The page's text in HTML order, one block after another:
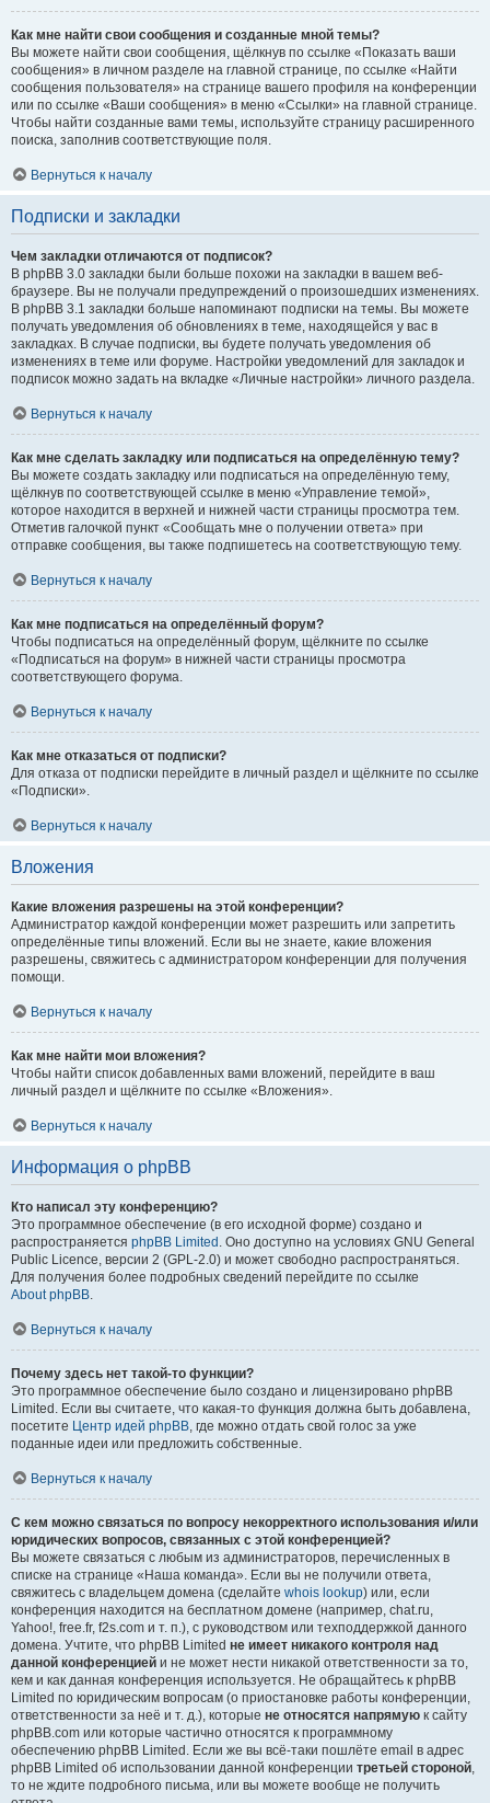
Как мне найти свои сообщения и созданные мной темы?
Вы можете найти свои сообщения, щёлкнув по ссылке «Показать ваши
сообщения» в личном разделе на главной странице, по ссылке «Найти
сообщения пользователя» на странице вашего профиля на конференции
или по ссылке «Ваши сообщения» в меню «Ссылки» на главной странице.
Чтобы найти созданные вами темы, используйте страницу расширенного
поиска, заполнив соответствующие поля.
Вернуться к началу
Подписки и закладки
Чем закладки отличаются от подписок?
В phpBB 3.0 закладки были больше похожи на закладки в вашем веб-
браузере. Вы не получали предупреждений о произошедших изменениях.
В phpBB 3.1 закладки больше напоминают подписки на темы. Вы можете
получать уведомления об обновлениях в теме, находящейся у вас в
закладках. В случае подписки, вы будете получать уведомления об
изменениях в теме или форуме. Настройки уведомлений для закладок и
подписок можно задать на вкладке «Личные настройки» личного раздела.
Вернуться к началу
Как мне сделать закладку или подписаться на определённую тему?
Вы можете создать закладку или подписаться на определённую тему,
щёлкнув по соответствующей ссылке в меню «Управление темой»,
которое находится в верхней и нижней части страницы просмотра тем.
Отметив галочкой пункт «Сообщать мне о получении ответа» при
отправке сообщения, вы также подпишетесь на соответствующую тему.
Вернуться к началу
Как мне подписаться на определённый форум?
Чтобы подписаться на определённый форум, щёлкните по ссылке
«Подписаться на форум» в нижней части страницы просмотра
соответствующего форума.
Вернуться к началу
Как мне отказаться от подписки?
Для отказа от подписки перейдите в личный раздел и щёлкните по ссылке
«Подписки».
Вернуться к началу
Вложения
Какие вложения разрешены на этой конференции?
Администратор каждой конференции может разрешить или запретить
определённые типы вложений. Если вы не знаете, какие вложения
разрешены, свяжитесь с администратором конференции для получения
помощи.
Вернуться к началу
Как мне найти мои вложения?
Чтобы найти список добавленных вами вложений, перейдите в ваш
личный раздел и щёлкните по ссылке «Вложения».
Вернуться к началу
Информация о phpBB
Кто написал эту конференцию?
Это программное обеспечение (в его исходной форме) создано и
распространяется phpBB Limited . Оно доступно на условиях GNU General
Public Licence, версии 2 (GPL-2.0) и может свободно распространяться.
Для получения более подробных сведений перейдите по ссылке
About phpBB.
Вернуться к началу
Почему здесь нет такой-то функции?
Это программное обеспечение было создано и лицензировано phpBB
Limited. Если вы считаете, что какая-то функция должна быть добавлена,
посетите Центр идей phpBB, где можно отдать свой голос за уже
поданные идеи или предложить собственные.
Вернуться к началу
С кем можно связаться по вопросу некорректного использования и/или
юридических вопросов, связанных с этой конференцией?
Вы можете связаться с любым из администраторов, перечисленных в
списке на странице «Наша команда». Если вы не получили ответа,
свяжитесь с владельцем домена (сделайте whois lookup) или, если
конференция находится на бесплатном домене (например, chat.ru,
Yahoo!, free.fr, f2s.com и т. п.), с руководством или техподдержкой данного
домена. Учтите, что phpBB Limited не имеет никакого контроля над
данной конференцией и не может нести никакой ответственности за то,
кем и как данная конференция используется. Не обращайтесь к phpBB
Limited по юридическим вопросам (о приостановке работы конференции,
ответственности за неё и т. д.), которые не относятся напрямую к сайту
phpBB.com или которые частично относятся к программному
обеспечению phpBB Limited. Если же вы всё-таки пошлёте email в адрес
phpBB Limited об использовании данной конференции третьей стороной,
то не ждите подробного письма, или вы можете вообще не получить